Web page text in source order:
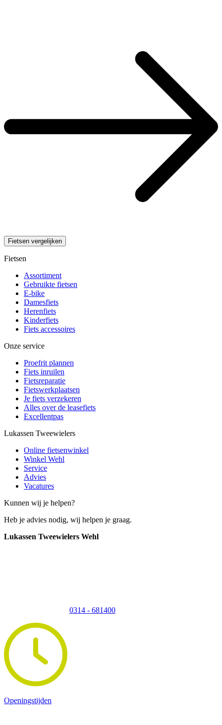
Fietsen vergelijken
Fietsen
Assortiment
Gebruikte fietsen
E-bike
Damesfiets
Herenfiets
Kinderfiets
Fiets accessoires
Onze service
Proefrit plannen
Fiets inruilen
Fietsreparatie
Fietswerkplaatsen
Je fiets verzekeren
Alles over de leasefiets
Excellentpas
Lukassen Tweewielers
Online fietsenwinkel
Winkel Wehl
Service
Advies
Vacatures
Kunnen wij je helpen?
Heb je advies nodig, wij helpen je graag.
Lukassen Tweewielers Wehl
0314 - 681400
Openingstijden